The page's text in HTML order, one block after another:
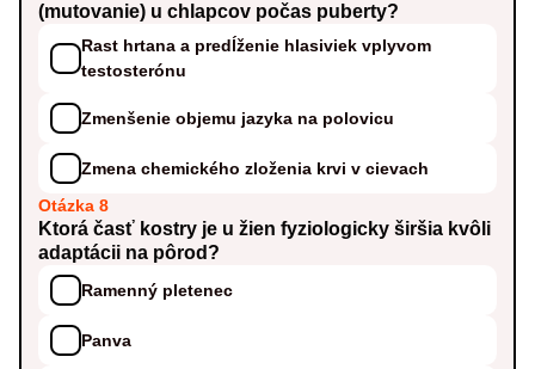
(mutovanie) u chlapcov počas puberty?
Rast hrtana a predĺženie hlasiviek vplyvom
testosterónu
Zmenšenie objemu jazyka na polovicu
Zmena chemického zloženia krvi v cievach
Otázka 8
Ktorá časť kostry je u žien fyziologicky širšia kvôli
adaptácii na pôrod?
Ramenný pletenec
Panva